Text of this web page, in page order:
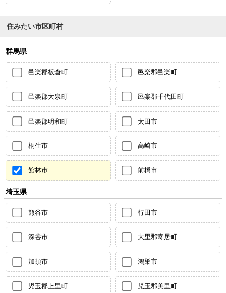
住みたい市区町村
群馬県
邑楽郡板倉町 邑楽郡邑楽町
邑楽郡大泉町 邑楽郡千代田町
邑楽郡明和町 太田市
桐生市 高崎市
館林市 前橋市
埼玉県
熊谷市 行田市
深谷市 大里郡寄居町
加須市 鴻巣市
児玉郡上里町 児玉郡美里町